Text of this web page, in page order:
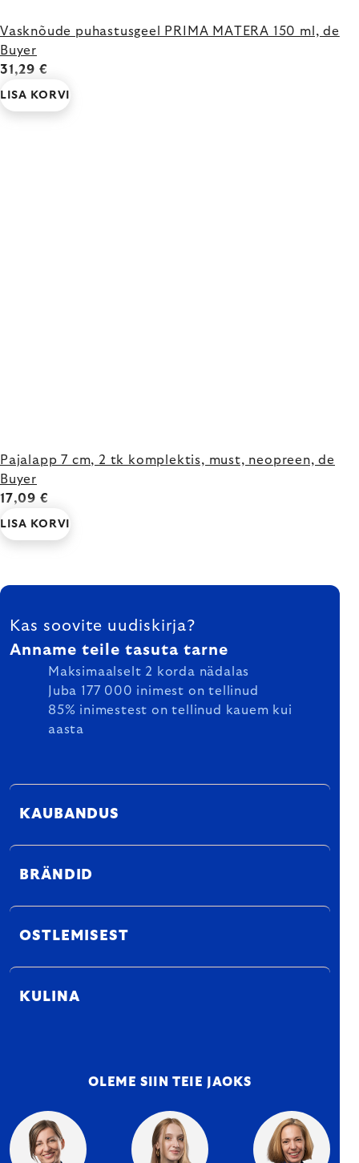
Vasknõude puhastusgeel PRIMA MATERA 150 ml, de
Buyer
31,29 €
LISA KORVI
Pajalapp 7 cm, 2 tk komplektis, must, neopreen, de
Buyer
17,09 €
LISA KORVI
FOOTER
Kas soovite uudiskirja?
Anname teile tasuta tarne
Maksimaalselt 2 korda nädalas
Juba 177 000 inimest on tellinud
85% inimestest on tellinud kauem kui
aasta
KAUBANDUS
BRÄNDID
OSTLEMISEST
KULINA
OLEME SIIN TEIE JAOKS